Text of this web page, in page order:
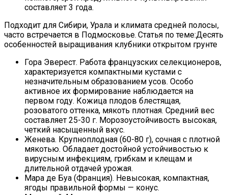
составляет 3 года.
Подходит для Сибири, Урала и климата средней полосы,
часто встречается в Подмосковье. Статья по теме:Десять
особенностей выращивания клубники открытом грунте
Гора Эверест. Работа французских селекционеров,
характеризуется компактными кустами с
незначительным образованием усов. Особо
активное их формирование наблюдается на
первом году. Кожица плодов блестящая,
розоватого оттенка, мякоть плотная. Средний вес
составляет 25-30 г. Морозоустойчивость высокая,
четкий насыщенный вкус.
Женева. Крупноплодная (60-80 г), сочная с плотной
мякотью. Обладает достойной устойчивостью к
вирусным инфекциям, грибкам и клещам и
длительной отдачей урожая.
Мара де Буа (Франция). Невысокая, компактная,
ягоды правильной формы — конус.